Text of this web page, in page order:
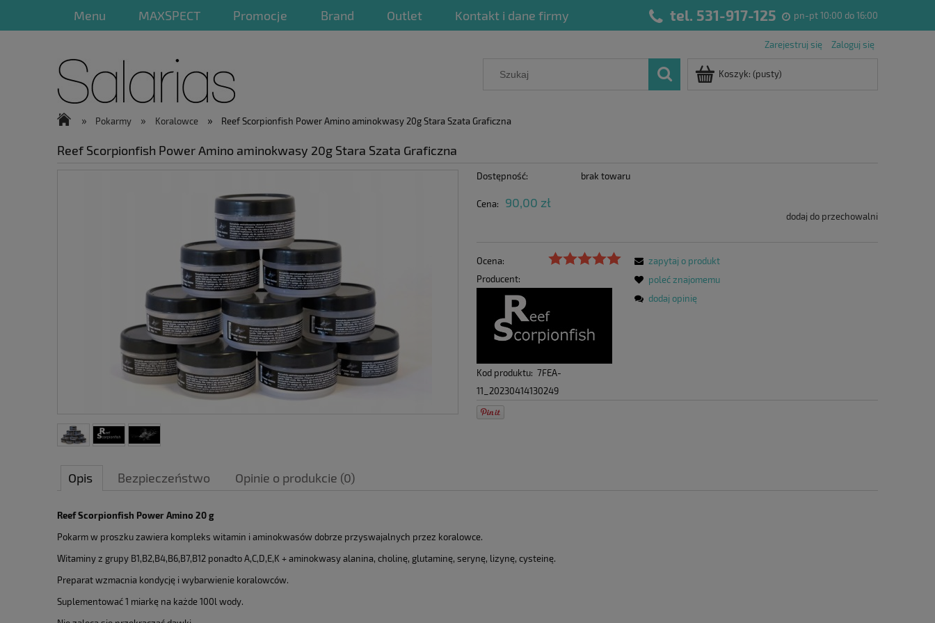
Menu MAXSPECT Promocje Brand Outlet Kontakt i dane firmy tel. 531-917-125 pn-pt 10:00 do 16:00
Zarejestruj się Zaloguj się
Koszyk: (pusty)
» Pokarmy » Koralowce » Reef Scorpionfish Power Amino aminokwasy 20g Stara Szata Graficzna
Reef Scorpionfish Power Amino aminokwasy 20g Stara Szata Graficzna
Dostępność: brak towaru
Cena: 90,00 zł
dodaj do przechowalni
Ocena:
Producent:
Kod produktu: 7FEA-
11_20230414130249
zapytaj o produkt
poleć znajomemu
dodaj opinię
Opis Bezpieczeństwo Opinie o produkcie (0)
Reef Scorpionfish Power Amino 20 g
Pokarm w proszku zawiera kompleks witamin i aminokwasów dobrze przyswajalnych przez koralowce.
Witaminy z grupy B1,B2,B4,B6,B7,B12 ponadto A,C,D,E,K + aminokwasy alanina, cholinę, glutaminę, serynę, lizynę, cysteinę.
Preparat wzmacnia kondycję i wybarwienie koralowców.
Suplementować 1 miarkę na każde 100l wody.